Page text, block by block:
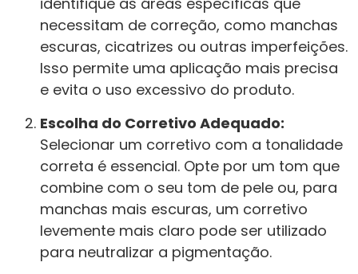
necessitam de correção, como manchas
escuras, cicatrizes ou outras imperfeições.
Isso permite uma aplicação mais precisa
e evita o uso excessivo do produto.
Escolha do Corretivo Adequado:
Selecionar um corretivo com a tonalidade
correta é essencial. Opte por um tom que
combine com o seu tom de pele ou, para
manchas mais escuras, um corretivo
levemente mais claro pode ser utilizado
para neutralizar a pigmentação.